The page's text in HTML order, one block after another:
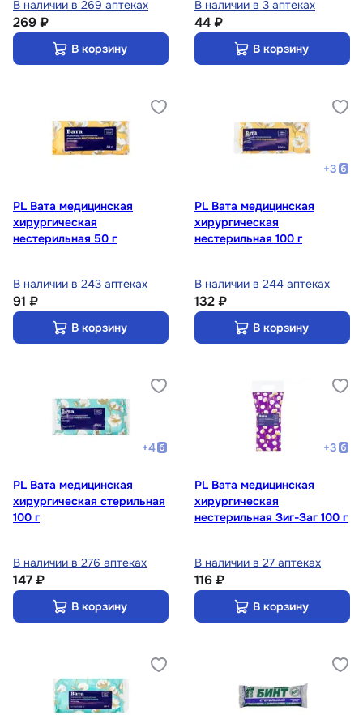
В наличии в 269 аптеках
269 ₽
В корзину
В наличии в 3 аптеках
44 ₽
В корзину
PL Вата медицинская
хирургическая
нестерильная 50 г
В наличии в 243 аптеках
91 ₽
В корзину
+3
PL Вата медицинская
хирургическая
нестерильная 100 г
В наличии в 244 аптеках
132 ₽
В корзину
+4
PL Вата медицинская
хирургическая стерильная
100 г
В наличии в 276 аптеках
147 ₽
В корзину
+3
PL Вата медицинская
хирургическая
нестерильная Зиг-Заг 100 г
В наличии в 27 аптеках
116 ₽
В корзину